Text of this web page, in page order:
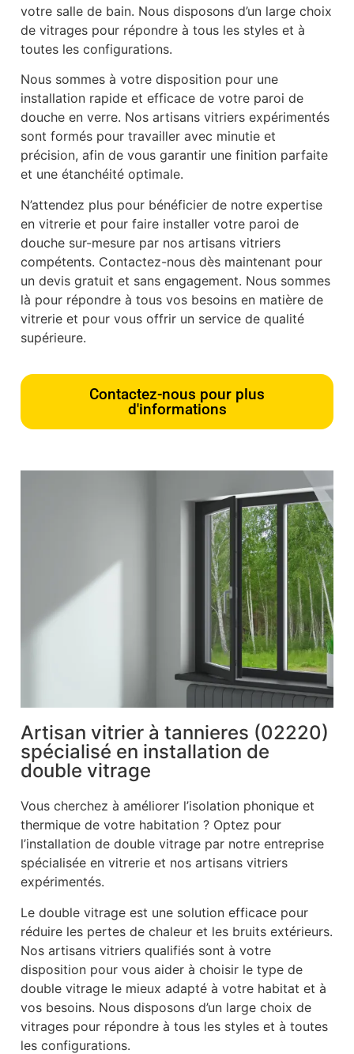
votre salle de bain. Nous disposons d’un large choix
de vitrages pour répondre à tous les styles et à
toutes les configurations.
Nous sommes à votre disposition pour une
installation rapide et efficace de votre paroi de
douche en verre. Nos artisans vitriers expérimentés
sont formés pour travailler avec minutie et
précision, afin de vous garantir une finition parfaite
et une étanchéité optimale.
N’attendez plus pour bénéficier de notre expertise
en vitrerie et pour faire installer votre paroi de
douche sur-mesure par nos artisans vitriers
compétents. Contactez-nous dès maintenant pour
un devis gratuit et sans engagement. Nous sommes
là pour répondre à tous vos besoins en matière de
vitrerie et pour vous offrir un service de qualité
supérieure.
Contactez-nous pour plus
d'informations
Artisan vitrier à tannieres (02220)
spécialisé en installation de
double vitrage
Vous cherchez à améliorer l’isolation phonique et
thermique de votre habitation ? Optez pour
l’installation de double vitrage par notre entreprise
spécialisée en vitrerie et nos artisans vitriers
expérimentés.
Le double vitrage est une solution efficace pour
réduire les pertes de chaleur et les bruits extérieurs.
Nos artisans vitriers qualifiés sont à votre
disposition pour vous aider à choisir le type de
double vitrage le mieux adapté à votre habitat et à
vos besoins. Nous disposons d’un large choix de
vitrages pour répondre à tous les styles et à toutes
les configurations.